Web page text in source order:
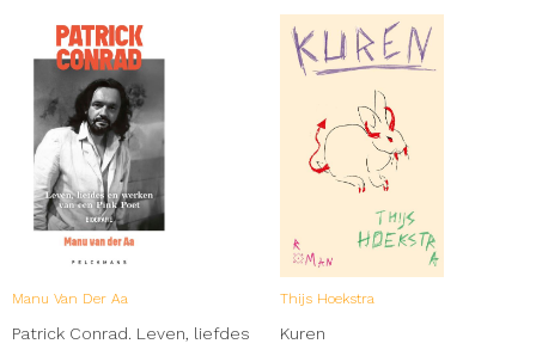
Manu Van Der Aa
Patrick Conrad. Leven, liefdes
Thijs Hoekstra
Kuren